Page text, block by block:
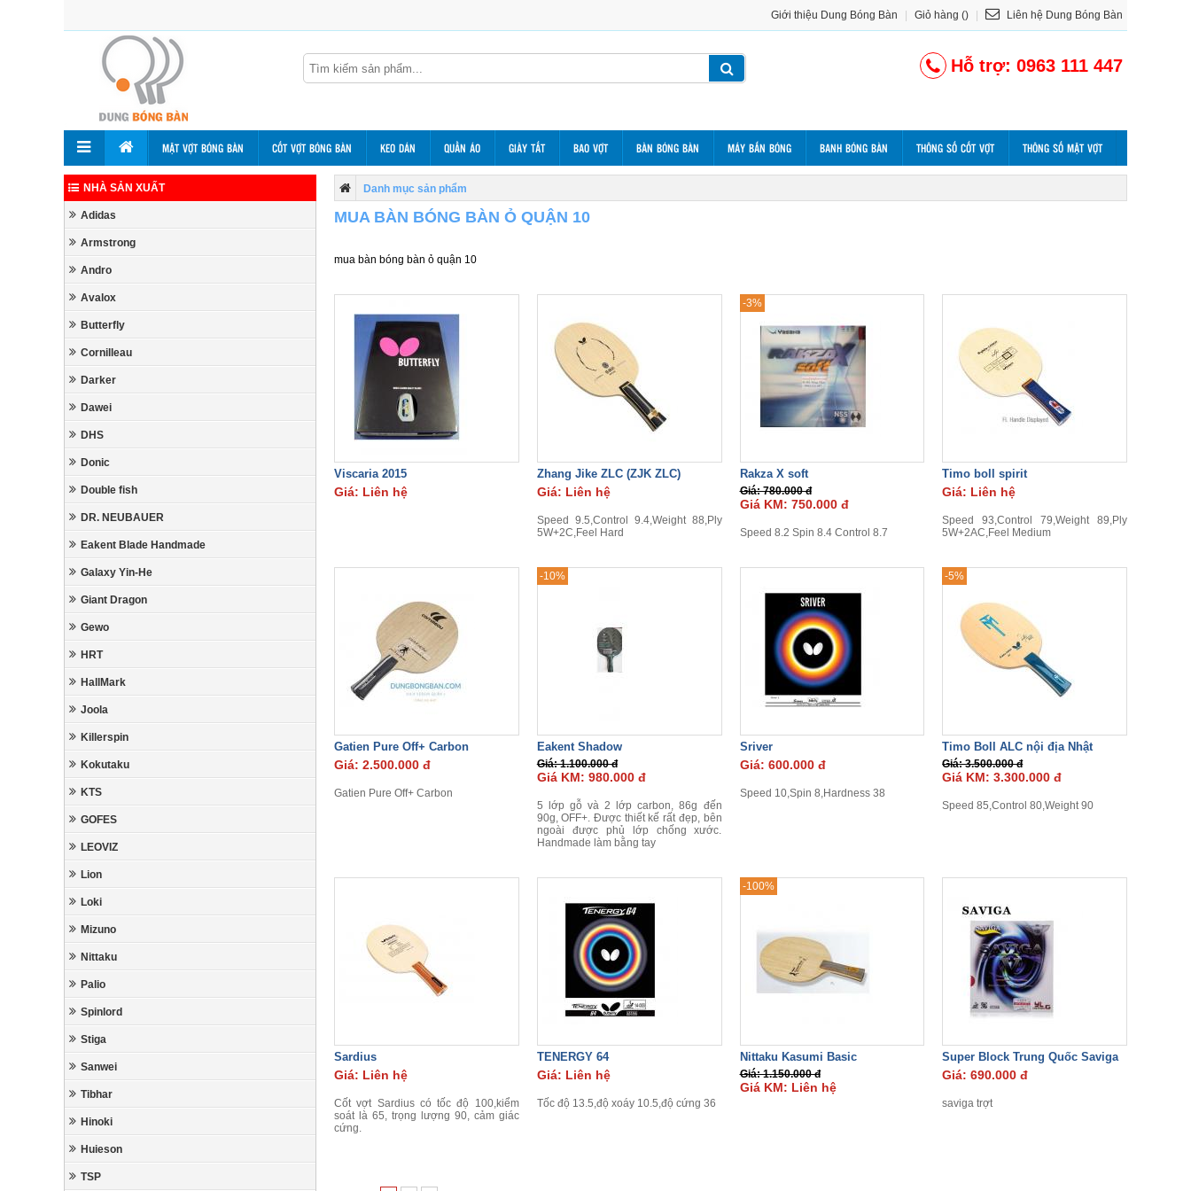
Giới thiệu Dung Bóng Bàn Giỏ hàng () Liên hệ Dung Bóng Bàn
Hỗ trợ: 0963 111 447
MẶT VỢT BÓNG BÀN CỐT VỢT BÓNG BÀN KEO DÁN QUẦN ÁO GIÀY TẤT BAO VỢT BÀN BÓNG BÀN MÁY BẮN BÓNG BANH BÓNG BÀN THÔNG SỐ CỐT VỢT THÔNG SỐ MẶT VỢT
NHÀ SẢN XUẤT
Adidas
Armstrong
Andro
Avalox
Butterfly
Cornilleau
Darker
Dawei
DHS
Donic
Double fish
DR. NEUBAUER
Eakent Blade Handmade
Galaxy Yin-He
Giant Dragon
Gewo
HRT
HallMark
Joola
Killerspin
Kokutaku
KTS
GOFES
LEOVIZ
Lion
Loki
Mizuno
Nittaku
Palio
Spinlord
Stiga
Sanwei
Tibhar
Hinoki
Huieson
TSP
Danh mục sản phẩm
MUA BÀN BÓNG BÀN Ỏ QUẬN 10
mua bàn bóng bàn ỏ quận 10
Viscaria 2015
Giá: Liên hệ
Zhang Jike ZLC (ZJK ZLC)
Giá: Liên hệ
Speed 9.5,Control 9.4,Weight 88,Ply
5W+2C,Feel Hard
-3%
Rakza X soft
Giá: 780.000 đ
Giá KM: 750.000 đ
Speed 8.2 Spin 8.4 Control 8.7
Timo boll spirit
Giá: Liên hệ
Speed 93,Control 79,Weight 89,Ply
5W+2AC,Feel Medium
Gatien Pure Off+ Carbon
Giá: 2.500.000 đ
Gatien Pure Off+ Carbon
-10%
Eakent Shadow
Giá: 1.100.000 đ
Giá KM: 980.000 đ
5 lớp gỗ và 2 lớp carbon, 86g đến
90g, OFF+. Được thiết kế rất đẹp, bên
ngoài được phủ lớp chống xước.
Handmade làm bằng tay
Sriver
Giá: 600.000 đ
Speed 10,Spin 8,Hardness 38
-5%
Timo Boll ALC nội địa Nhật
Giá: 3.500.000 đ
Giá KM: 3.300.000 đ
Speed 85,Control 80,Weight 90
Sardius
Giá: Liên hệ
Cốt vợt Sardius có tốc độ 100,kiểm
soát là 65, trọng lượng 90, cảm giác
cứng.
TENERGY 64
Giá: Liên hệ
Tốc độ 13.5,độ xoáy 10.5,độ cứng 36
-100%
Nittaku Kasumi Basic
Giá: 1.150.000 đ
Giá KM: Liên hệ
Super Block Trung Quốc Saviga
Giá: 690.000 đ
saviga trợt